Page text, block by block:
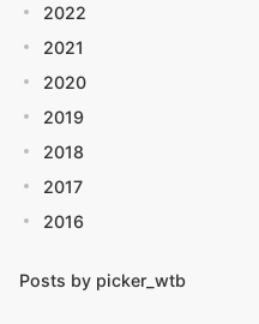
2022
2021
2020
2019
2018
2017
2016
Posts by picker_wtb